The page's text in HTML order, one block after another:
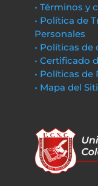
• Términos y
• Política de
Personales
• Políticas
• Certificado
• Políticas de
• Mapa del